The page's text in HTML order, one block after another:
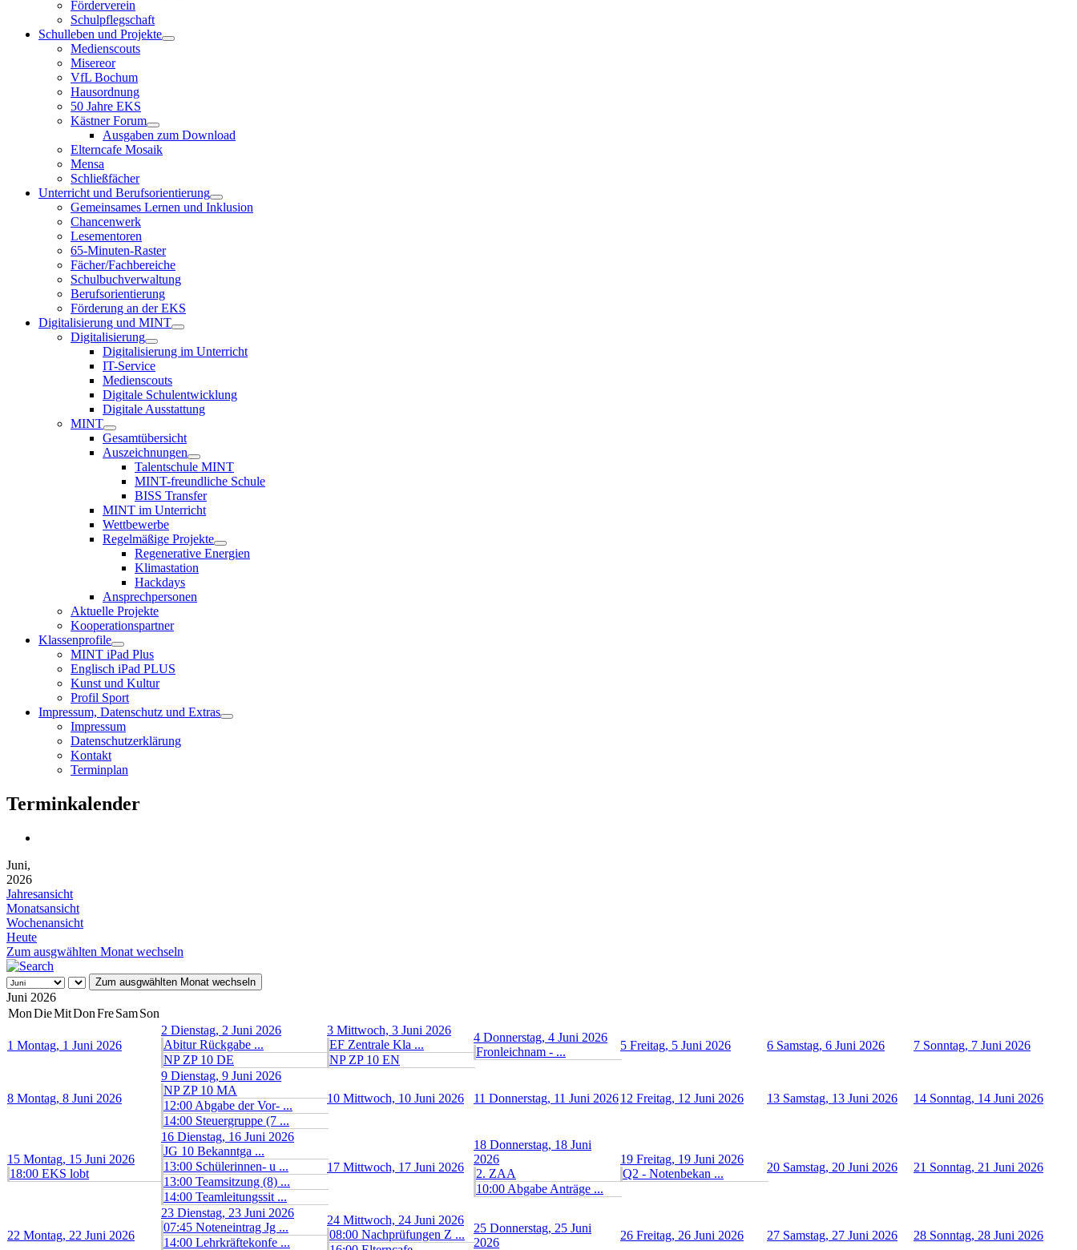
Förderverein
Schulpflegschaft
Schulleben und Projekte
Medienscouts
Misereor
VfL Bochum
Hausordnung
50 Jahre EKS
Kästner Forum
Ausgaben zum Download
Elterncafe Mosaik
Mensa
Schließfächer
Unterricht und Berufsorientierung
Gemeinsames Lernen und Inklusion
Chancenwerk
Lesementoren
65-Minuten-Raster
Fächer/Fachbereiche
Schulbuchverwaltung
Berufsorientierung
Förderung an der EKS
Digitalisierung und MINT
Digitalisierung
Digitalisierung im Unterricht
IT-Service
Medienscouts
Digitale Schulentwicklung
Digitale Ausstattung
MINT
Gesamtübersicht
Auszeichnungen
Talentschule MINT
MINT-freundliche Schule
BISS Transfer
MINT im Unterricht
Wettbewerbe
Regelmäßige Projekte
Regenerative Energien
Klimastation
Hackdays
Ansprechpersonen
Aktuelle Projekte
Kooperationspartner
Klassenprofile
MINT iPad Plus
Englisch iPad PLUS
Kunst und Kultur
Profil Sport
Impressum, Datenschutz und Extras
Impressum
Datenschutzerklärung
Kontakt
Terminplan
Terminkalender
Juni,
2026
Jahresansicht
Monatsansicht
Wochenansicht
Heute
Zum ausgwählten Monat wechseln
Zum ausgwählten Monat wechseln
Juni 2026
MonDieMitDonFreSamSon
1 Montag, 1 Juni 2026
2 Dienstag, 2 Juni 2026
Abitur Rückgabe ...
NP ZP 10 DE
3 Mittwoch, 3 Juni 2026
EF Zentrale Kla ...
NP ZP 10 EN
4 Donnerstag, 4 Juni 2026
Fronleichnam - ...
5 Freitag, 5 Juni 2026 6 Samstag, 6 Juni 2026 7 Sonntag, 7 Juni 2026
8 Montag, 8 Juni 2026
9 Dienstag, 9 Juni 2026
NP ZP 10 MA
12:00 Abgabe der Vor- ...
14:00 Steuergruppe (7 ...
10 Mittwoch, 10 Juni 2026 11 Donnerstag, 11 Juni 202612 Freitag, 12 Juni 2026 13 Samstag, 13 Juni 2026 14 Sonntag, 14 Juni 2026
15 Montag, 15 Juni 2026
18:00 EKS lobt
16 Dienstag, 16 Juni 2026
JG 10 Bekanntga ...
13:00 Schülerinnen- u ...
13:00 Teamsitzung (8) ...
14:00 Teamleitungssit ...
17 Mittwoch, 17 Juni 2026
18 Donnerstag, 18 Juni
2026
2. ZAA
10:00 Abgabe Anträge ...
19 Freitag, 19 Juni 2026
Q2 - Notenbekan ...
20 Samstag, 20 Juni 2026 21 Sonntag, 21 Juni 2026
22 Montag, 22 Juni 2026
23 Dienstag, 23 Juni 2026
07:45 Noteneintrag Jg ...
14:00 Lehrkräftekonfe ...
24 Mittwoch, 24 Juni 2026
08:00 Nachprüfungen Z ...
25 Donnerstag, 25 Juni
2026
26 Freitag, 26 Juni 2026 27 Samstag, 27 Juni 2026 28 Sonntag, 28 Juni 2026